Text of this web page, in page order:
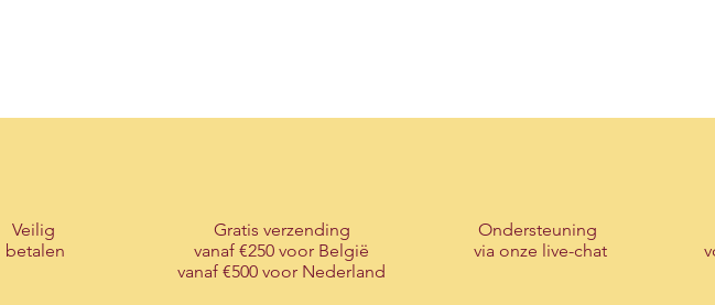
Veilig
betalen
Gratis verzending
vanaf €250 voor België
vanaf €500 voor Nederland
Ondersteuning
via onze live-chat